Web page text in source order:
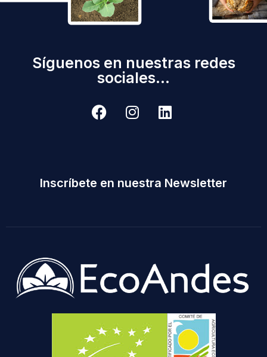
Síguenos en nuestras redes
sociales...
Inscríbete en nuestra Newsletter